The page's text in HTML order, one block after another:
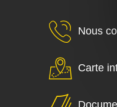
Nous
Carte